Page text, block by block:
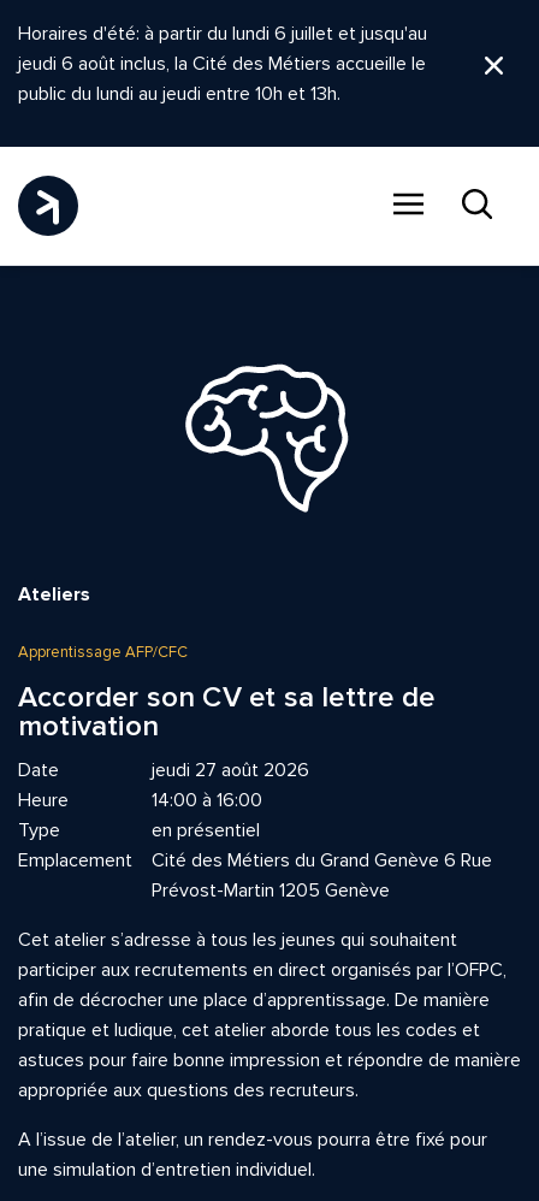
Horaires d'été: à partir du lundi 6 juillet et jusqu'au
jeudi 6 août inclus, la Cité des Métiers accueille le
public du lundi au jeudi entre 10h et 13h.
Ateliers
Apprentissage AFP/CFC
Accorder son CV et sa lettre de
motivation
Date
jeudi 27 août 2026
Heure
14:00 à 16:00
Type
en présentiel
Emplacement
Cité des Métiers du Grand Genève 6 Rue
Prévost-Martin 1205 Genève
Cet atelier s’adresse à tous les jeunes qui souhaitent
participer aux recrutements en direct organisés par l’OFPC,
afin de décrocher une place d’apprentissage. De manière
pratique et ludique, cet atelier aborde tous les codes et
astuces pour faire bonne impression et répondre de manière
appropriée aux questions des recruteurs.
A l’issue de l’atelier, un rendez-vous pourra être fixé pour
une simulation d’entretien individuel.